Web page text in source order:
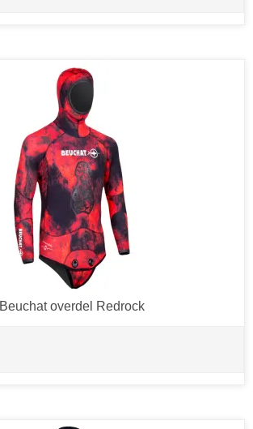
Beuchat overdel Redrock